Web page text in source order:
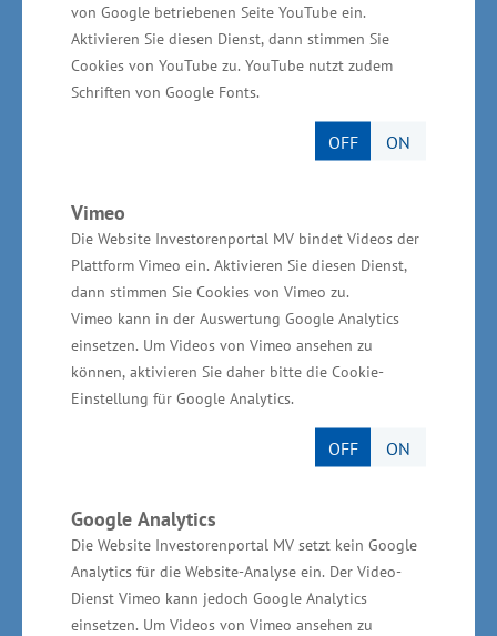
von Google betriebenen Seite YouTube ein.
Aktivieren Sie diesen Dienst, dann stimmen Sie
Cookies von YouTube zu. YouTube nutzt zudem
Schriften von Google Fonts.
OFF ON
Vimeo
Die Website Investorenportal MV bindet Videos der
Plattform Vimeo ein. Aktivieren Sie diesen Dienst,
dann stimmen Sie Cookies von Vimeo zu.
Vimeo kann in der Auswertung Google Analytics
einsetzen. Um Videos von Vimeo ansehen zu
können, aktivieren Sie daher bitte die Cookie-
Einstellung für Google Analytics.
OFF ON
Google Analytics
Die Website Investorenportal MV setzt kein Google
Analytics für die Website-Analyse ein. Der Video-
Dienst Vimeo kann jedoch Google Analytics
einsetzen. Um Videos von Vimeo ansehen zu
und ergänzen, können wir nicht nur bestehende
Unternehmen stärken, sondern auch neue
Impulse für Investitionen setzen.“
Geplant sind unter anderem die Entwicklung
Erneuerung der Kaianlagen, die Untersuchung
eines möglichen Ersatzneubaus für die
Amazonenbrücke sowie infrastrukturelle
Verbesserungen im Bereich des Museumshafens
– wie etwa Sanitäranlagen für Wasserwanderer
oder eine schwimmende Wasserbühne. Auch der
Umgang mit zunehmenden Versandungen im
Peenestrom, die langfristig die Nutzbarkeit der
Anlegebereiche beeinträchtigen könnten, soll
planerisch vorbereitet werden.
Austausch mit dem Rat für Vorpommern und
das östliche Mecklenburg